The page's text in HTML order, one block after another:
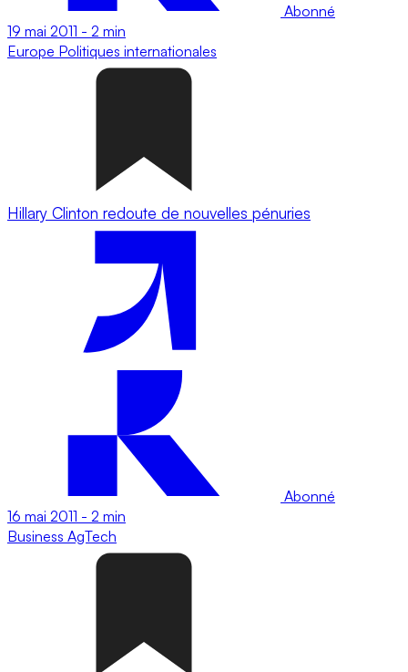
Abonné
19 mai 2011 - 2 min
Europe Politiques internationales
Hillary Clinton redoute de nouvelles pénuries
Abonné
16 mai 2011 - 2 min
Business AgTech